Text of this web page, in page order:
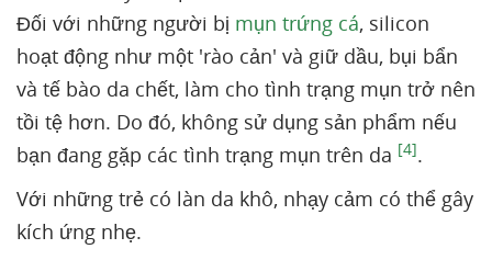
Đối với những người bị mụn trứng cá, silicon
hoạt động như một 'rào cản' và giữ dầu, bụi bẩn
và tế bào da chết, làm cho tình trạng mụn trở nên
tồi tệ hơn. Do đó, không sử dụng sản phẩm nếu
bạn đang gặp các tình trạng mụn trên da [4].
Với những trẻ có làn da khô, nhạy cảm có thể gây
kích ứng nhẹ.